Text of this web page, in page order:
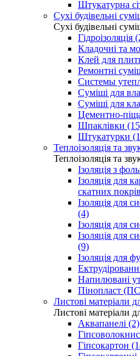
Штукатурна
Сухі будівельні
Сухі будівельні
Гідроізоляція
Кладочні та
Клей для
Ремонтні
Системы
Суміші для
Суміші для
Цементно-
Шпаклівки
Штукатурки
Теплоізоляція та
Теплоізоляція та
Ізоляція з
Ізоляція для
скатних
Ізоляція для
(4)
Ізоляція для
Ізоляція для
(9)
Ізоляція для
Напилювані
Пінопласт
Листові матеріали
Листові матеріали
Аквапанелі (2)
Гіпсокартон